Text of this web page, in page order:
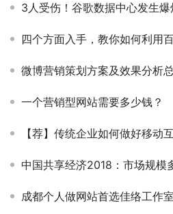
3人受伤！谷歌数据中心发生爆
四个方面入手，教你如何利用
微博营销策划方案及效果分析
一个营销型网站需要多少钱？
【荐】传统企业如何做好移动
中国共享经济2018：市场规模
成都个人做网站首选佳络工作室